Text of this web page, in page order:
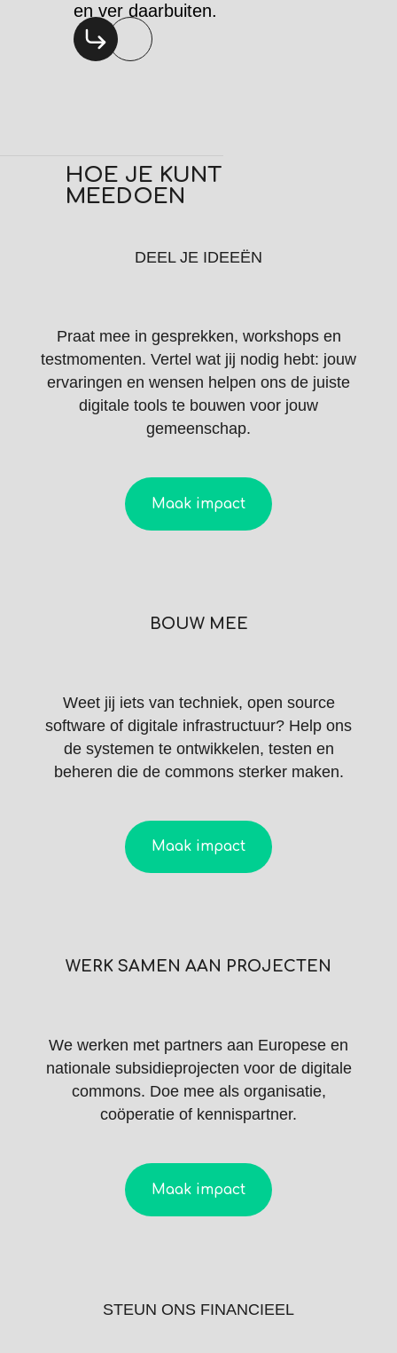
en ver daarbuiten.
HOE JE KUNT
MEEDOEN
DEEL JE IDEEËN
Praat mee in gesprekken, workshops en
testmomenten. Vertel wat jij nodig hebt: jouw
ervaringen en wensen helpen ons de juiste
digitale tools te bouwen voor jouw
gemeenschap.
Maak impact
BOUW MEE
Weet jij iets van techniek, open source
software of digitale infrastructuur? Help ons
de systemen te ontwikkelen, testen en
beheren die de commons sterker maken.
Maak impact
WERK SAMEN AAN PROJECTEN
We werken met partners aan Europese en
nationale subsidieprojecten voor de digitale
commons. Doe mee als organisatie,
coöperatie of kennispartner.
Maak impact
STEUN ONS FINANCIEEL